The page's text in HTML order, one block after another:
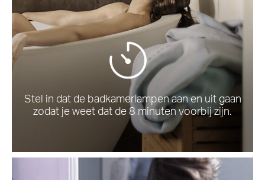
Stel in dat de badkamerlampen aan en uit gaan
zodat je weet dat de 8 minuten voorbij zijn.